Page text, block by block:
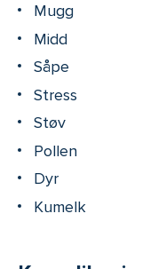
Mugg
Midd
Såpe
Stress
Støv
Pollen
Dyr
Kumelk